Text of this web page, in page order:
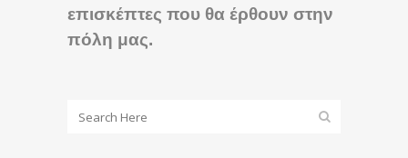
επισκέπτες που θα έρθουν στην
πόλη μας.